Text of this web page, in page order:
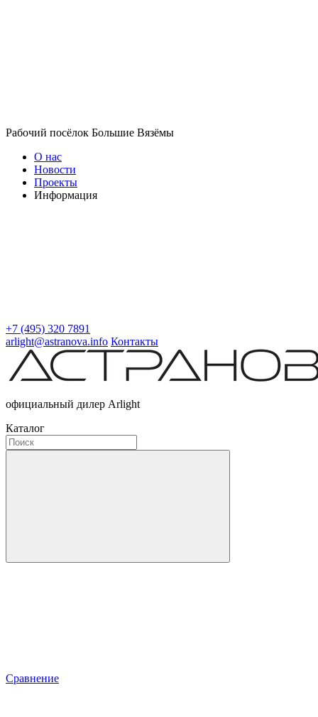
Рабочий посёлок Большие Вязёмы
О нас
Новости
Проекты
Информация
+7 (495) 320 7891
arlight@astranova.info Контакты
официальный дилер Arlight
Каталог
Сравнение